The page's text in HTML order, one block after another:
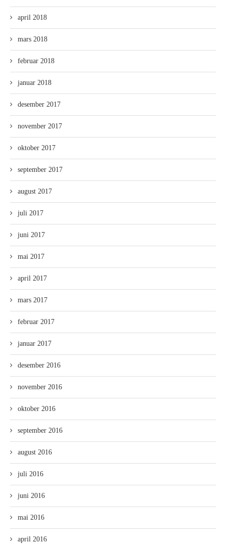
april 2018
mars 2018
februar 2018
januar 2018
desember 2017
november 2017
oktober 2017
september 2017
august 2017
juli 2017
juni 2017
mai 2017
april 2017
mars 2017
februar 2017
januar 2017
desember 2016
november 2016
oktober 2016
september 2016
august 2016
juli 2016
juni 2016
mai 2016
april 2016